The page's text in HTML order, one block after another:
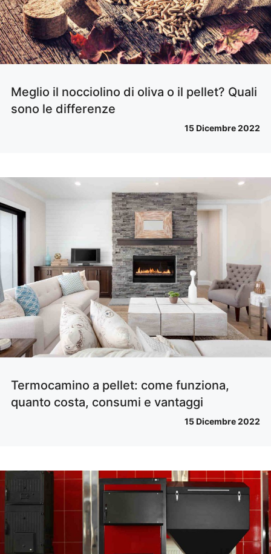
Meglio il nocciolino di oliva o il pellet? Quali
sono le differenze
15 Dicembre 2022
Termocamino a pellet: come funziona,
quanto costa, consumi e vantaggi
15 Dicembre 2022